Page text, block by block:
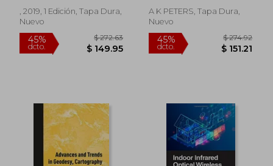
Power Engineering)
(en Inglés)
, 2019, 1 Edición, Tapa Dura,
Nuevo
DeBattista, Kurt
A K PETERS, Tapa Dura,
Nuevo